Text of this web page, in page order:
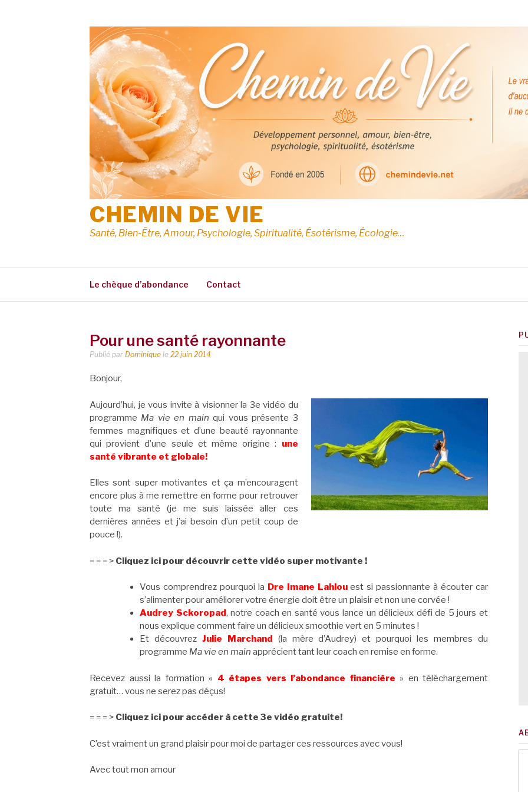
CHEMIN DE VIE
Santé, Bien-Être, Amour, Psychologie, Spiritualité, Ésotérisme, Écologie…
Le chèque d’abondance Contact
Pour une santé rayonnante
Publié par Dominique le 22 juin 2014
Bonjour,
Aujourd’hui, je vous invite à visionner la 3e vidéo du
programme Ma vie en main qui vous présente 3
femmes magnifiques et d’une beauté rayonnante
qui provient d’une seule et même origine : une
santé vibrante et globale!
Elles sont super motivantes et ça m’encouragent
encore plus à me remettre en forme pour retrouver
toute ma santé (je me suis laissée aller ces
dernières années et j’ai besoin d’un petit coup de
pouce !).
= = = > Cliquez ici pour découvrir cette vidéo super motivante !
Vous comprendrez pourquoi la Dre Imane Lahlouest si passionnante à écouter car
s’alimenter pour améliorer votre énergie doit être un plaisir et non une corvée !
Audrey Sckoropad, notre coach en santé vous lance un délicieux défi de 5 jours et
nous explique comment faire un délicieux smoothie vert en 5 minutes !
Et découvrez Julie Marchand (la mère d’Audrey) et pourquoi les membres du
programme Ma vie en main apprécient tant leur coach en remise en forme.
Recevez aussi la formation « 4 étapes vers l’abondance financière » en téléchargement
gratuit… vous ne serez pas déçus!
= = = > Cliquez ici pour accéder à cette 3e vidéo gratuite!
C’est vraiment un grand plaisir pour moi de partager ces ressources avec vous!
Avec tout mon amour